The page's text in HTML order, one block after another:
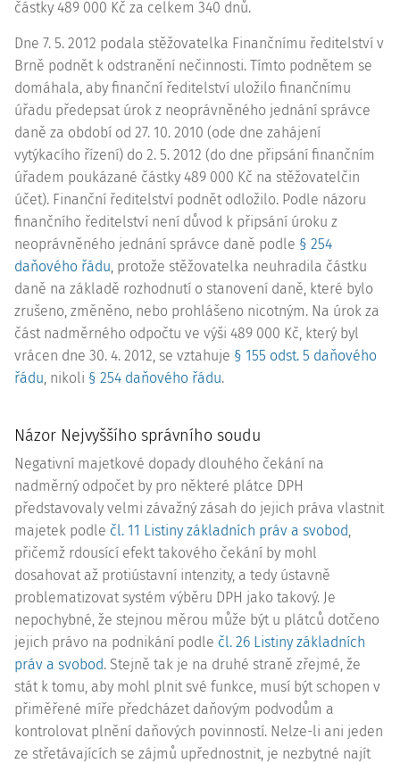
částky 489 000 Kč za celkem 340 dnů.
Dne 7. 5. 2012 podala stěžovatelka Finančnímu ředitelství v
Brně podnět k odstranění nečinnosti. Tímto podnětem se
domáhala, aby finanční ředitelství uložilo finančnímu
úřadu předepsat úrok z neoprávněného jednání správce
daně za období od 27. 10. 2010 (ode dne zahájení
vytýkacího řízení) do 2. 5. 2012 (do dne připsání finančním
úřadem poukázané částky 489 000 Kč na stěžovatelčin
účet). Finanční ředitelství podnět odložilo. Podle názoru
finančního ředitelství není důvod k připsání úroku z
neoprávněného jednání správce daně podle § 254
daňového řádu, protože stěžovatelka neuhradila částku
daně na základě rozhodnutí o stanovení daně, které bylo
zrušeno, změněno, nebo prohlášeno nicotným. Na úrok za
část nadměrného odpočtu ve výši 489 000 Kč, který byl
vrácen dne 30. 4. 2012, se vztahuje § 155 odst. 5 daňového
řádu, nikoli § 254 daňového řádu.
Názor Nejvyššího správního soudu
Negativní majetkové dopady dlouhého čekání na
nadměrný odpočet by pro některé plátce DPH
představovaly velmi závažný zásah do jejich práva vlastnit
majetek podle čl. 11 Listiny základních práv a svobod,
přičemž rdousící efekt takového čekání by mohl
dosahovat až protiústavní intenzity, a tedy ústavně
problematizovat systém výběru DPH jako takový. Je
nepochybné, že stejnou měrou může být u plátců dotčeno
jejich právo na podnikání podle čl. 26 Listiny základních
práv a svobod. Stejně tak je na druhé straně zřejmé, že
stát k tomu, aby mohl plnit své funkce, musí být schopen v
přiměřené míře předcházet daňovým podvodům a
kontrolovat plnění daňových povinností. Nelze-li ani jeden
ze střetávajících se zájmů upřednostnit, je nezbytné najít